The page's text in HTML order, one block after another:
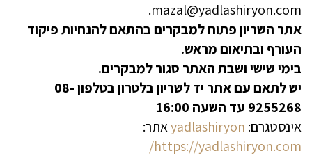
mazal@yadlashiryon.com.
אתר השריון פתוח למבקרים בהתאם להנחיות פיקוד
העורף ובתיאום מראש.
בימי שישי ושבת האתר סגור למבקרים.
יש לתאם עם אתר יד לשריון בלטרון בטלפון 08-
9255268 עד השעה 16:00
אינסטגרם: yadlashiryonאתר:
https://yadlashiryon.com/